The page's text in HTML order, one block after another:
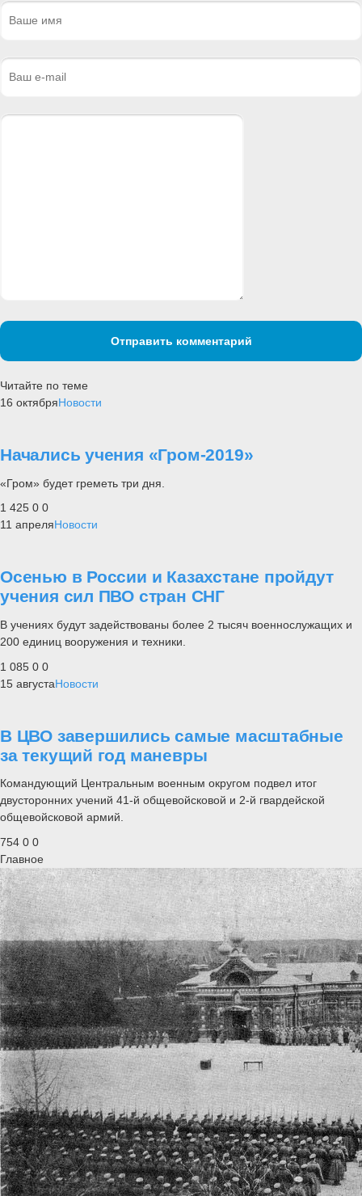
Отправить комментарий
Читайте по теме
16 октябряНовости
Начались учения «Гром-2019»
«Гром» будет греметь три дня.
1 425 0 0
11 апреляНовости
Осенью в России и Казахстане пройдут
учения сил ПВО стран СНГ
В учениях будут задействованы более 2 тысяч военнослужащих и
200 единиц вооружения и техники.
1 085 0 0
15 августаНовости
В ЦВО завершились самые масштабные
за текущий год маневры
Командующий Центральным военным округом подвел итог
двусторонних учений 41-й общевойсковой и 2-й гвардейской
общевойсковой армий.
754 0 0
Главное